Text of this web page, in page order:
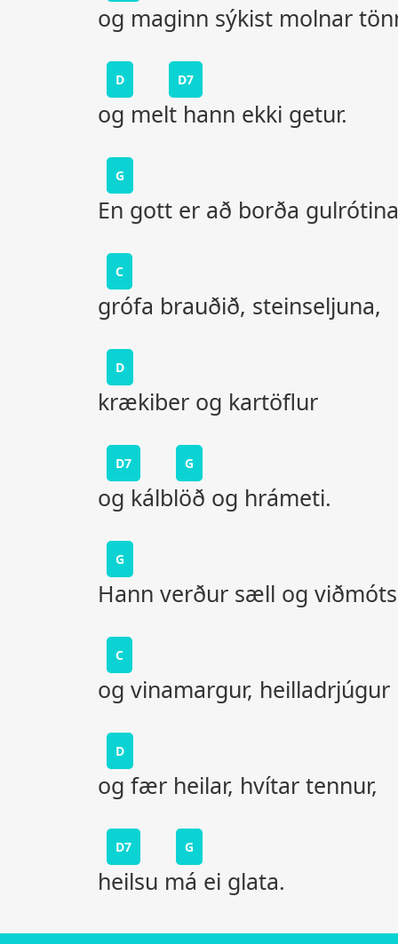
og maginn sýkist molnar
D D7
og melt hann ekki getur.
G
En gott er að borða
C
grófa brauðið, steinseljuna,
D
krækiber og kartöflur
D7 G
og kálblöð og hrámeti.
G
Hann verður sæll og
C
og vinamargur, heilladrjúgur
D
og fær heilar, hvítar tennur,
D7 G
heilsu má ei glata.